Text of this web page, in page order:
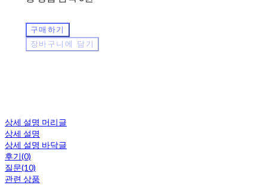
구매하기
장바구니에 담기
상세 설명 머리글
상세 설명
상세 설명 바닥글
후기(0)
질문(10)
관련 상품